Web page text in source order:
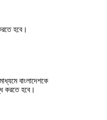
হবে।
বাংলাদেশকে
করতে হবে।